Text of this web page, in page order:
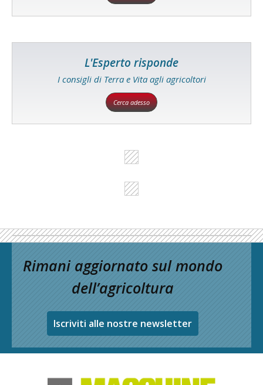
L'Esperto risponde
I consigli di Terra e Vita agli agricoltori
Cerca adesso
Rimani aggiornato sul mondo
dell’agricoltura
Iscriviti alle nostre newsletter